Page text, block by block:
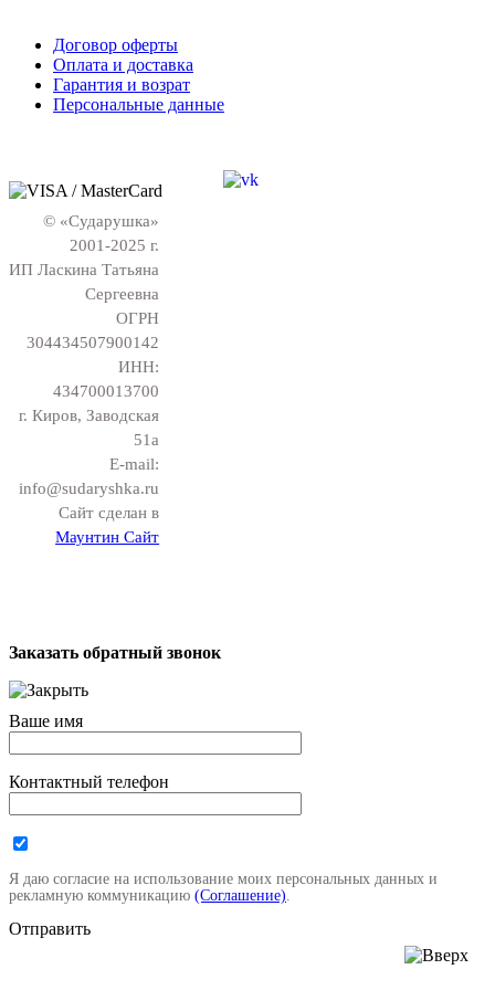
Договор оферты
Оплата и доставка
Гарантия и возрат
Персональные данные
© «Сударушка»
2001-2025 г.
ИП Ласкина Татьяна
Сергеевна
ОГРН
304434507900142
ИНН:
434700013700
г. Киров, Заводская
51а
E-mail:
info@sudaryshka.ru
Сайт сделан в
Маунтин Сайт
Заказать обратный звонок
Ваше имя
Контактный телефон
Я даю согласие на использование моих персональных данных и
рекламную коммуникацию (Соглашение)
Отправить